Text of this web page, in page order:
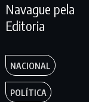
Navague pela
Editoria
NACIONAL
POLÍTICA